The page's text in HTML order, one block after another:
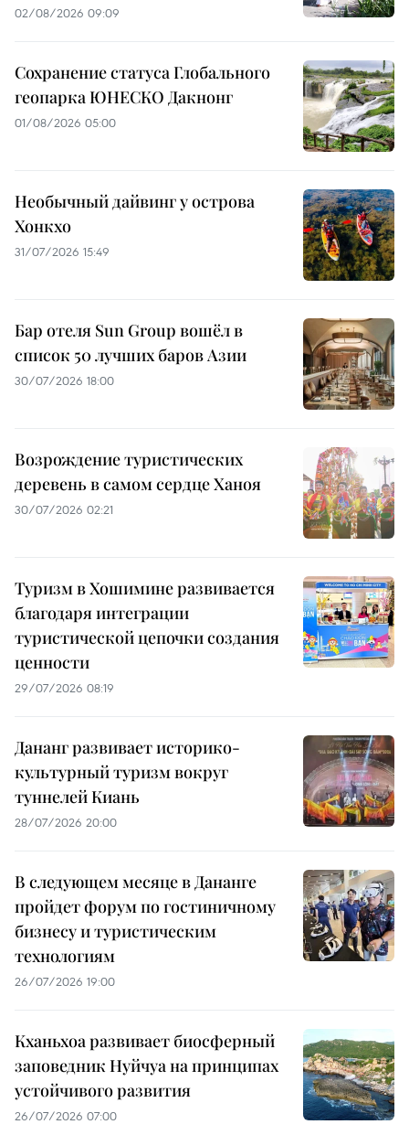
02/08/2026 09:09
Сохранение статуса Глобального
геопарка ЮНЕСКО Дакнонг
01/08/2026 05:00
Необычный дайвинг у острова
Хонкхо
31/07/2026 15:49
Бар отеля Sun Group вошёл в
список 50 лучших баров Азии
30/07/2026 18:00
Возрождение туристических
деревень в самом сердце Ханоя
30/07/2026 02:21
Туризм в Хошимине развивается
благодаря интеграции
туристической цепочки создания
ценности
29/07/2026 08:19
Дананг развивает историко-
культурный туризм вокруг
туннелей Киань
28/07/2026 20:00
В следующем месяце в Дананге
пройдет форум по гостиничному
бизнесу и туристическим
технологиям
26/07/2026 19:00
Кханьхоа развивает биосферный
заповедник Нуйчуа на принципах
устойчивого развития
26/07/2026 07:00